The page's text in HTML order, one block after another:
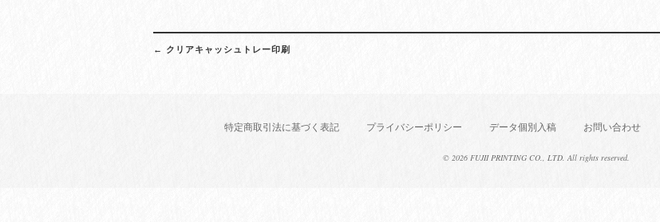
navigation
← クリアキャッシュトレー印刷
特定商取引法に基づく表記 プライバシーポリシー データ個別入稿 お問い合わせ
© 2026 FUJII PRINTING CO., LTD. All rights reserved.